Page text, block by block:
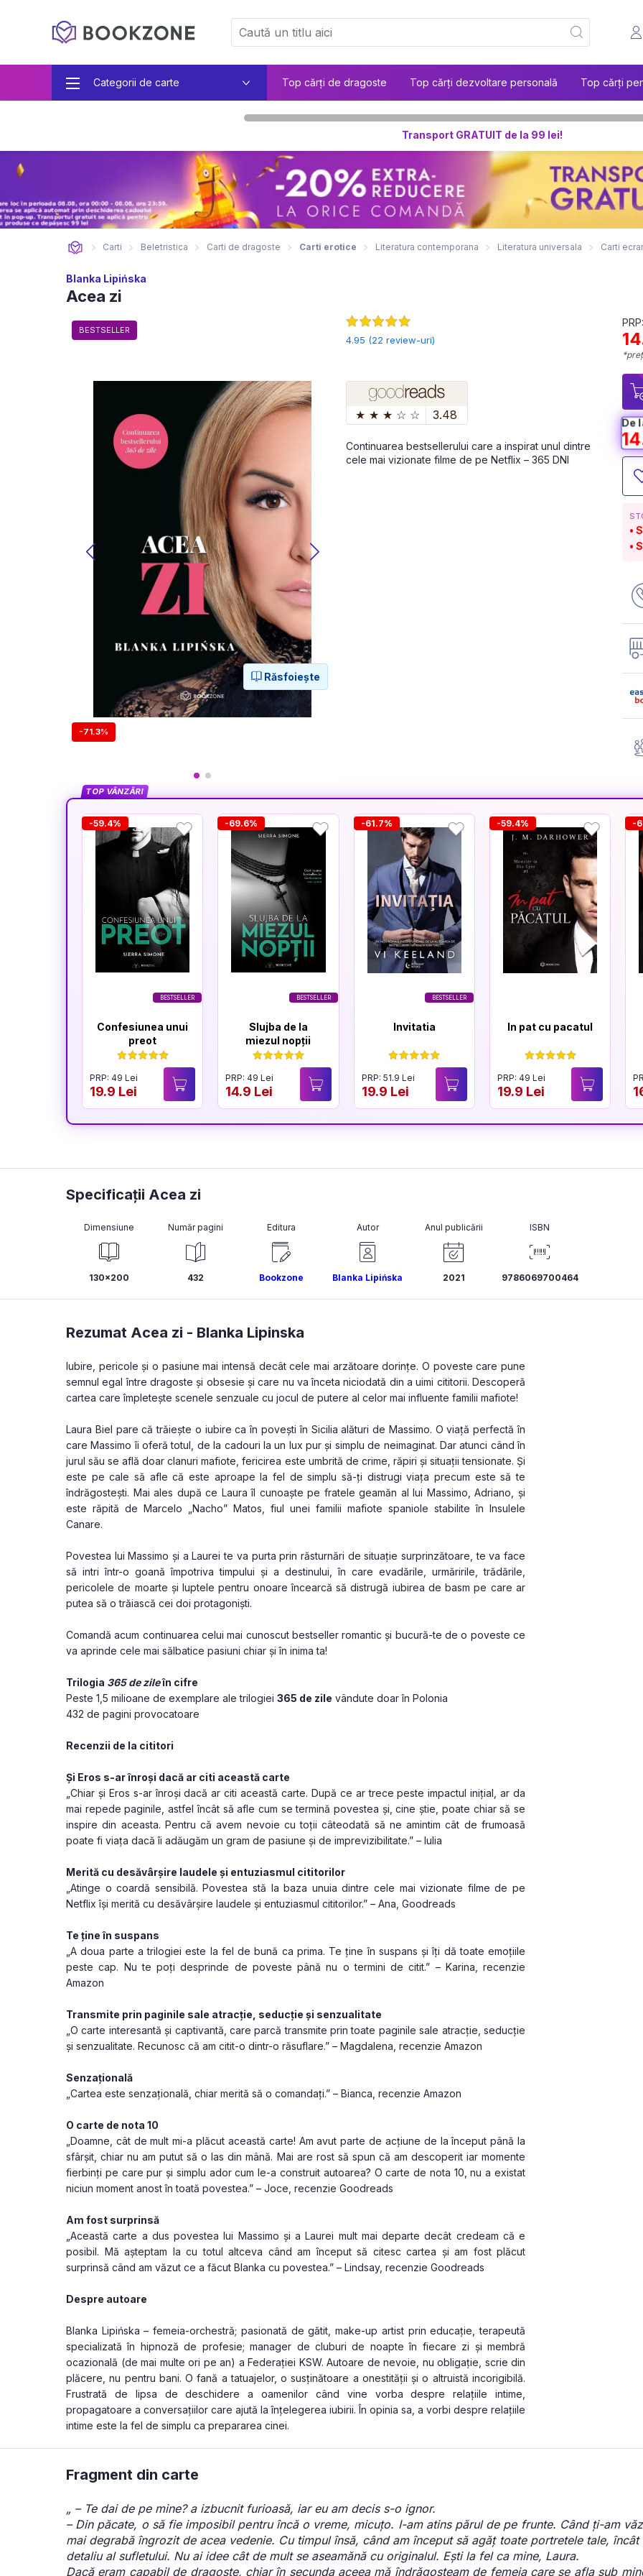
Categorii de carte Top cărți de dragoste Top cărți dezvoltare personală Top cărți
Transport GRATUIT de la 99 lei!
Carti Beletristica Carti de dragoste Carti erotice Literatura contemporana Literatura universala Carti
Blanka Lipińska
Acea zi
BESTSELLER
-71.3%
Răsfoiește
4.95 (22 review-uri)
★ ★ ★ ☆ ☆ 3.48
Continuarea bestsellerului care a inspirat unul dintre
cele mai vizionate filme de pe Netflix – 365 DNI
De
TOP VÂNZĂRI
BESTSELLER
-59.4%
Confesiunea unui
preot
PRP: 49 Lei
19.9 Lei
BESTSELLER
-69.6%
Slujba de la
miezul nopții
PRP: 49 Lei
14.9 Lei
BESTSELLER
-61.7%
Invitatia
PRP: 51.9 Lei
19.9 Lei
-59.4%
In pat cu pacatul
PRP: 49 Lei
19.9 Lei
-
Specificații Acea zi
Dimensiune
130x200
Număr pagini
432
Editura
Bookzone
Autor
Blanka Lipińska
Anul publicării
2021
ISBN
9786069700464
Rezumat Acea zi - Blanka Lipinska
Iubire, pericole și o pasiune mai intensă decât cele mai arzătoare dorințe. O poveste care pune
semnul egal între dragoste și obsesie și care nu va înceta niciodată din a uimi cititorii. Descoperă
cartea care împletește scenele senzuale cu jocul de putere al celor mai influente familii mafiote!
Laura Biel pare că trăiește o iubire ca în povești în Sicilia alături de Massimo. O viață perfectă în
care Massimo îi oferă totul, de la cadouri la un lux pur și simplu de neimaginat. Dar atunci când în
jurul său se află doar clanuri mafiote, fericirea este umbrită de crime, răpiri și situații tensionate. Și
este pe cale să afle că este aproape la fel de simplu să-ți distrugi viața precum este să te
îndrăgostești. Mai ales după ce Laura îl cunoaște pe fratele geamăn al lui Massimo, Adriano, și
este răpită de Marcelo „Nacho” Matos, fiul unei familii mafiote spaniole stabilite în Insulele
Canare.
Povestea lui Massimo și a Laurei te va purta prin răsturnări de situație surprinzătoare, te va face
să intri într-o goană împotriva timpului și a destinului, în care evadările, urmăririle, trădările,
pericolele de moarte și luptele pentru onoare încearcă să distrugă iubirea de basm pe care ar
putea să o trăiască cei doi protagoniști.
Comandă acum continuarea celui mai cunoscut bestseller romantic și bucură-te de o poveste ce
va aprinde cele mai sălbatice pasiuni chiar și în inima ta!
Trilogia 365 de zile în cifre
Peste 1,5 milioane de exemplare ale trilogiei 365 de zile vândute doar în Polonia
432 de pagini provocatoare
Recenzii de la cititori
Și Eros s-ar înroși dacă ar citi această carte
„Chiar și Eros s-ar înroși dacă ar citi această carte. După ce ar trece peste impactul inițial, ar da
mai repede paginile, astfel încât să afle cum se termină povestea și, cine știe, poate chiar să se
inspire din aceasta. Pentru că avem nevoie cu toții câteodată să ne amintim cât de frumoasă
poate fi viața dacă îi adăugăm un gram de pasiune și de imprevizibilitate.” – Iulia
Merită cu desăvârșire laudele și entuziasmul cititorilor
„Atinge o coardă sensibilă. Povestea stă la baza unuia dintre cele mai vizionate filme de pe
Netflix își merită cu desăvârșire laudele și entuziasmul cititorilor.” – Ana, Goodreads
Te ține în suspans
„A doua parte a trilogiei este la fel de bună ca prima. Te ține în suspans și îți dă toate emoțiile
peste cap. Nu te poți desprinde de poveste până nu o termini de citit.” – Karina, recenzie
Amazon
Transmite prin paginile sale atracție, seducție și senzualitate
„O carte interesantă și captivantă, care parcă transmite prin toate paginile sale atracție, seducție
și senzualitate. Recunosc că am citit-o dintr-o răsuflare.” – Magdalena, recenzie Amazon
Senzațională
„Cartea este senzațională, chiar merită să o comandați.” – Bianca, recenzie Amazon
O carte de nota 10
„Doamne, cât de mult mi-a plăcut această carte! Am avut parte de acțiune de la început până la
sfârșit, chiar nu am putut să o las din mână. Mai are rost să spun că am descoperit iar momente
fierbinți pe care pur și simplu ador cum le-a construit autoarea? O carte de nota 10, nu a existat
niciun moment anost în toată povestea.” – Joce, recenzie Goodreads
Am fost surprinsă
„Această carte a dus povestea lui Massimo și a Laurei mult mai departe decât credeam că e
posibil. Mă așteptam la cu totul altceva când am început să citesc cartea și am fost plăcut
surprinsă când am văzut ce a făcut Blanka cu povestea.” – Lindsay, recenzie Goodreads
Despre autoare
Blanka Lipińska – femeia-orchestră; pasionată de gătit, make-up artist prin educație, terapeută
specializată în hipnoză de profesie; manager de cluburi de noapte în fiecare zi și membră
ocazională (de mai multe ori pe an) a Federației KSW. Autoare de nevoie, nu obligație, scrie din
plăcere, nu pentru bani. O fană a tatuajelor, o susținătoare a onestității și o altruistă incorigibilă.
Frustrată de lipsa de deschidere a oamenilor când vine vorba despre relațiile intime,
propagatoare a conversațiilor care ajută la înțelegerea iubirii. În opinia sa, a vorbi despre relațiile
intime este la fel de simplu ca prepararea cinei.
Fragment din carte
„ – Te dai de pe mine? a izbucnit furioasă, iar eu am decis s-o ignor.
– Din păcate, o să fie imposibil pentru încă o vreme, micuțo. I-am atins părul de pe frunte. Când ți-am
mai degrabă îngrozit de acea vedenie. Cu timpul însă, când am început să agăț toate portretele tale,
detaliu al sufletului. Nu ai idee cât de mult se aseamănă cu originalul. Ești la fel ca mine, Laura.
Dacă eram capabil de dragoste, chiar în secunda aceea mă îndrăgosteam de femeia care se afla sub